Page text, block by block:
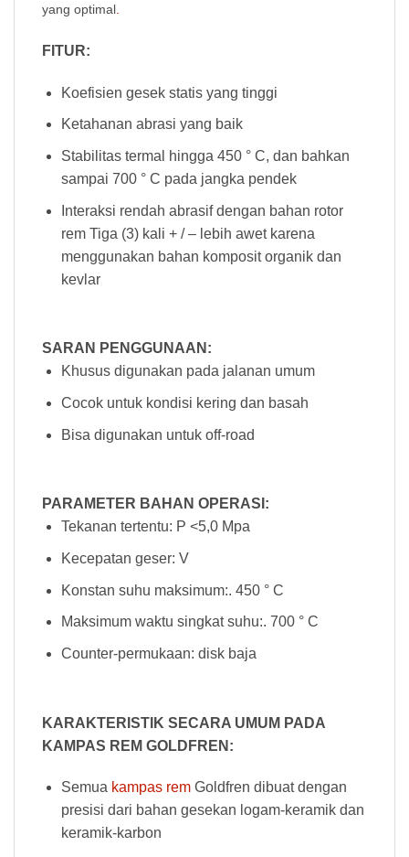
yang optimal.
FITUR:
Koefisien gesek statis yang tinggi
Ketahanan abrasi yang baik
Stabilitas termal hingga 450 ° C, dan bahkan
sampai 700 ° C pada jangka pendek
Interaksi rendah abrasif dengan bahan rotor
rem Tiga (3) kali + / – lebih awet karena
menggunakan bahan komposit organik dan
kevlar
SARAN PENGGUNAAN:
Khusus digunakan pada jalanan umum
Cocok untuk kondisi kering dan basah
Bisa digunakan untuk off-road
PARAMETER BAHAN OPERASI:
Tekanan tertentu: P <5,0 Mpa
Kecepatan geser: V
Konstan suhu maksimum:. 450 ° C
Maksimum waktu singkat suhu:. 700 ° C
Counter-permukaan: disk baja
KARAKTERISTIK SECARA UMUM PADA
KAMPAS REM GOLDFREN:
Semua kampas remGoldfren dibuat dengan
presisi dari bahan gesekan logam-keramik dan
keramik-karbon